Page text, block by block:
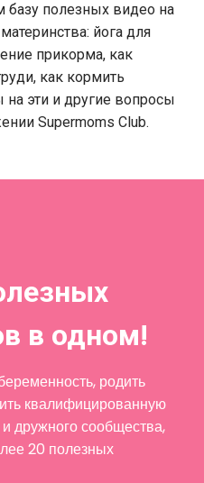
полезных видео на
йога для
прикорма, как
как кормить
эти и другие вопросы
Supermoms Club.
в одном!
родить
квалифицированную
дружного сообщества,
20 полезных